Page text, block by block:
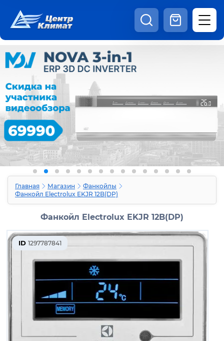
Каталог
Статьи
Наши работы Отзывы
Доставка и оплата Оферта
Контакты
8:00 - 20:00 Шоурум
Главная Магазин
Фанкойлы
Фанкойл Electrolux EKJR 12B(DP)
Фанкойл Electrolux EKJR 12B(DP)
ID 1297787841